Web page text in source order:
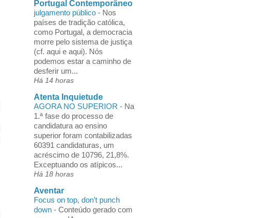
Portugal Contemporâneo
julgamento público - Nos
países de tradição católica,
como Portugal, a democracia
morre pelo sistema de justiça
(cf. aqui e aqui). Nós
podemos estar a caminho de
desferir um...
Há 14 horas
Atenta Inquietude
AGORA NO SUPERIOR - Na
1.ª fase do processo de
candidatura ao ensino
superior foram contabilizadas
60391 candidaturas, um
acréscimo de 10796, 21,8%.
Exceptuando os atípicos...
Há 18 horas
Aventar
Focus on top, don’t punch
down - Conteúdo gerado com